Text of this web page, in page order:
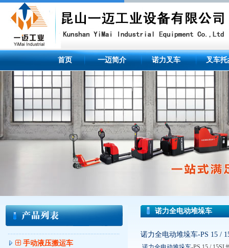
首页 一迈简介 诺力叉车 叉车托
手动液压搬运车
诺力全电动堆垛车
诺力全电动堆垛车-PS 15 /